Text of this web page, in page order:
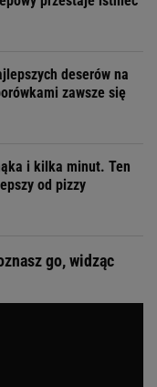
deserów na
zawsze się
i kilka minut. Ten
od pizzy
go, widząc